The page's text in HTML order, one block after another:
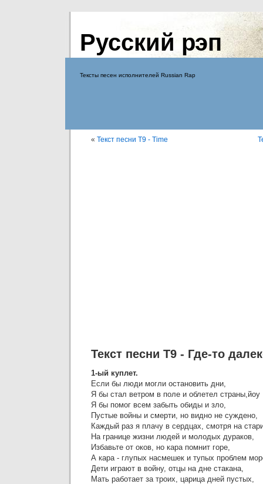
Русский рэп
Тексты песен исполнителей Russian Rap
« Текст песни Т9 - Time
Текст песни Т9 - Где-то
1-ый куплет.
Если бы люди могли остановить дни,
Я бы стал ветром в поле и облетел страны,йоу
Я бы помог всем забыть обиды и зло,
Пустые войны и смерти, но видно не суждено,
Каждый раз я плачу в сердцах, смотря на
На границе жизни людей и молодых дураков,
Избавьте от оков, но кара помнит горе,
А кара - глупых насмешек и тупых проблем
Дети играют в войну, отцы на дне стакана,
Мать работает за троих, царица дней пустых,